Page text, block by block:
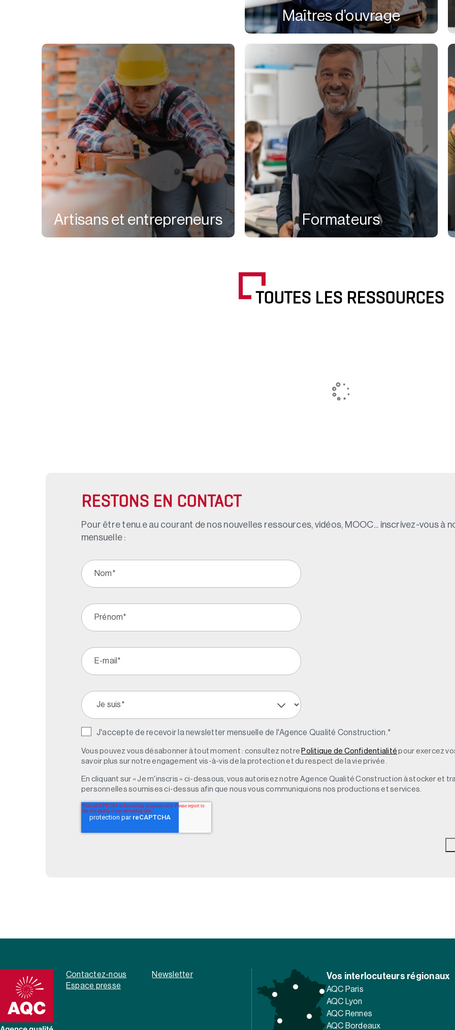
Maîtres d’ouvrage
Artisans et entrepreneurs Formateurs
TOUTES LES RESSOURCES
RESTONS EN CONTACT
Pour être tenu.e au courant de nos nouvelles ressources, vidéos, MOOC... inscrivez-vous à
mensuelle :
J'accepte de recevoir la newsletter mensuelle de l'Agence Qualité Construction.*
Vous pouvez vous désabonner à tout moment : consultez notre Politique de Confidentialité pour exercez
savoir plus sur notre engagement vis-à-vis de la protection et du respect de la vie privée.
En cliquant sur « Je m'inscris » ci-dessous, vous autorisez notre Agence Qualité Construction à stocker et
personnelles soumises ci-dessus afin que nous vous communiquions nos productions et services.
Contactez-nous
Newsletter
Espace presse
Vos interlocuteurs régionaux
AQC Paris
AQC Lyon
AQC Rennes
AQC Bordeaux